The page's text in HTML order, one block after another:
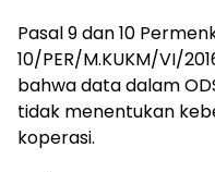
Pasal 9 dan 10
10/PER/M.KUKM/VI/
bahwa data dalam
tidak menentukan
koperasi.